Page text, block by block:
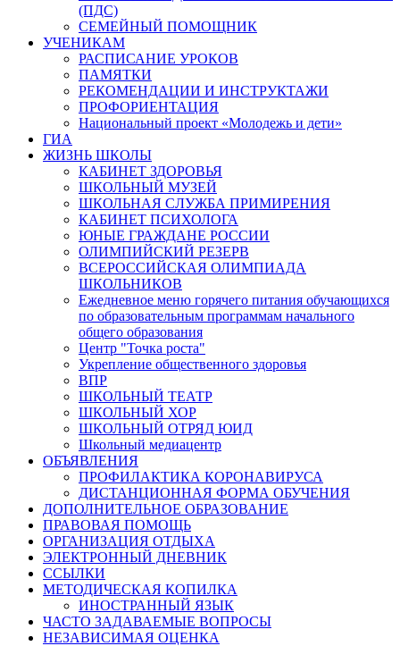
(ПДС)
СЕМЕЙНЫЙ ПОМОЩНИК
УЧЕНИКАМ
РАСПИСАНИЕ УРОКОВ
ПАМЯТКИ
РЕКОМЕНДАЦИИ И ИНСТРУКТАЖИ
ПРОФОРИЕНТАЦИЯ
Национальный проект «Молодежь и дети»
ГИА
ЖИЗНЬ ШКОЛЫ
КАБИНЕТ ЗДОРОВЬЯ
ШКОЛЬНЫЙ МУЗЕЙ
ШКОЛЬНАЯ СЛУЖБА ПРИМИРЕНИЯ
КАБИНЕТ ПСИХОЛОГА
ЮНЫЕ ГРАЖДАНЕ РОССИИ
ОЛИМПИЙСКИЙ РЕЗЕРВ
ВСЕРОССИЙСКАЯ ОЛИМПИАДА
ШКОЛЬНИКОВ
Ежедневное меню горячего питания обучающихся
по образовательным программам начального
общего образования
Центр "Точка роста"
Укрепление общественного здоровья
ВПР
ШКОЛЬНЫЙ ТЕАТР
ШКОЛЬНЫЙ ХОР
ШКОЛЬНЫЙ ОТРЯД ЮИД
Школьный медиацентр
ОБЪЯВЛЕНИЯ
ПРОФИЛАКТИКА КОРОНАВИРУСА
ДИСТАНЦИОННАЯ ФОРМА ОБУЧЕНИЯ
ДОПОЛНИТЕЛЬНОЕ ОБРАЗОВАНИЕ
ПРАВОВАЯ ПОМОЩЬ
ОРГАНИЗАЦИЯ ОТДЫХА
ЭЛЕКТРОННЫЙ ДНЕВНИК
ССЫЛКИ
МЕТОДИЧЕСКАЯ КОПИЛКА
ИНОСТРАННЫЙ ЯЗЫК
ЧАСТО ЗАДАВАЕМЫЕ ВОПРОСЫ
НЕЗАВИСИМАЯ ОЦЕНКА